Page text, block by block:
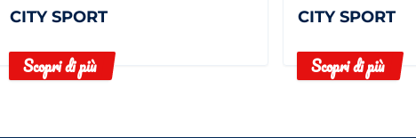
CITY SPORT
Scopri di più
CITY SPORT
Scopri di più